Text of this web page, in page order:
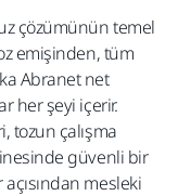
çözümünün temel
emişinden, tüm
Abranet net
her şeyi içerir.
tozun çalışma
güvenli bir
mesleki